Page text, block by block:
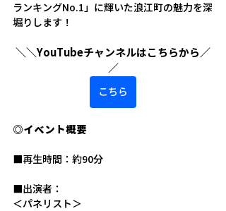
ランキングNo.1」に輝いた浪江町の魅力を深
堀りします！
＼＼YouTubeチャンネルはこちらから／
／
こちら
◎イベント概要
■再生時間：約90分
■出演者：
＜パネリスト＞